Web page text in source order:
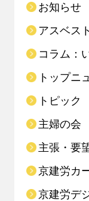
お知らせ
アスベス
コラム：
トップニ
トピック
主婦の会
主張・要
京建労カ
京建労デ